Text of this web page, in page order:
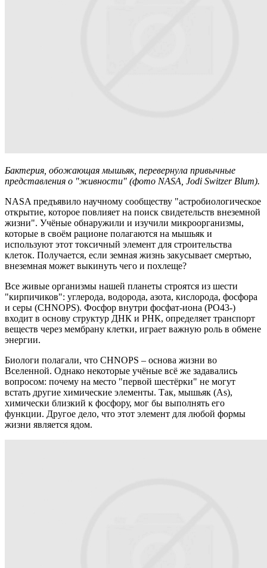
Бактерия, обожающая мышьяк, перевернула привычные
представления о "живности" (фото NASA, Jodi Switzer Blum).
NASA предъявило научному сообществу "астробиологическое
открытие, которое повлияет на поиск свидетельств внеземной
жизни". Учёные обнаружили и изучили микроорганизмы,
которые в своём рационе полагаются на мышьяк и
используют этот токсичный элемент для строительства
клеток. Получается, если земная жизнь закусывает смертью,
внеземная может выкинуть чего и похлеще?
Все живые организмы нашей планеты строятся из шести
"кирпичиков": углерода, водорода, азота, кислорода, фосфора
и серы (CHNOPS). Фосфор внутри фосфат-иона (PO43-)
входит в основу структур ДНК и РНК, определяет транспорт
веществ через мембрану клетки, играет важную роль в обмене
энергии.
Биологи полагали, что CHNOPS – основа жизни во
Вселенной. Однако некоторые учёные всё же задавались
вопросом: почему на место "первой шестёрки" не могут
встать другие химические элементы. Так, мышьяк (As),
химически близкий к фосфору, мог бы выполнять его
функции. Другое дело, что этот элемент для любой формы
жизни является ядом.